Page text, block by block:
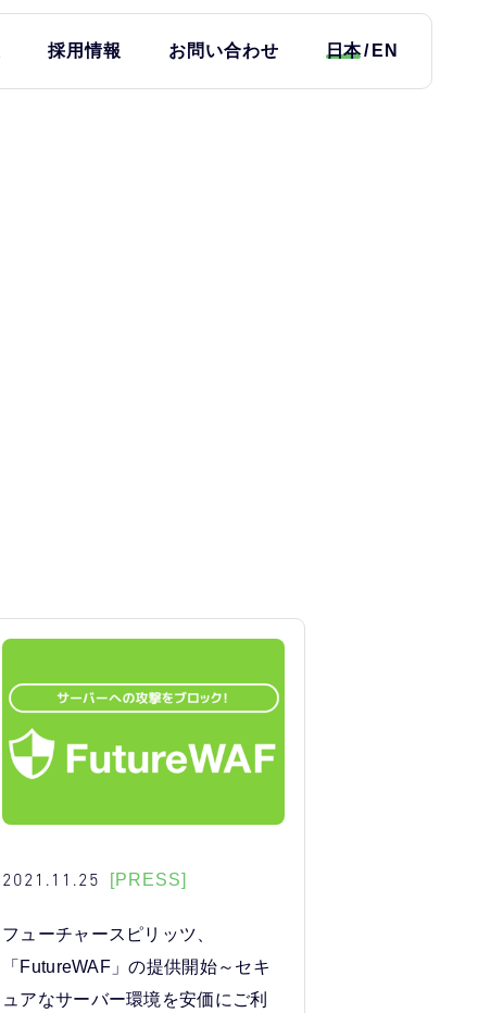
採用情報 お問い合わせ 日本 EN
2021.11.25 [PRESS]
フューチャースピリッツ、
「FutureWAF」の提供開始～セキ
ュアなサーバー環境を安価にご利